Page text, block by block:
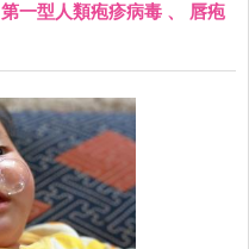
第一型人類疱疹病毒 、 唇疱